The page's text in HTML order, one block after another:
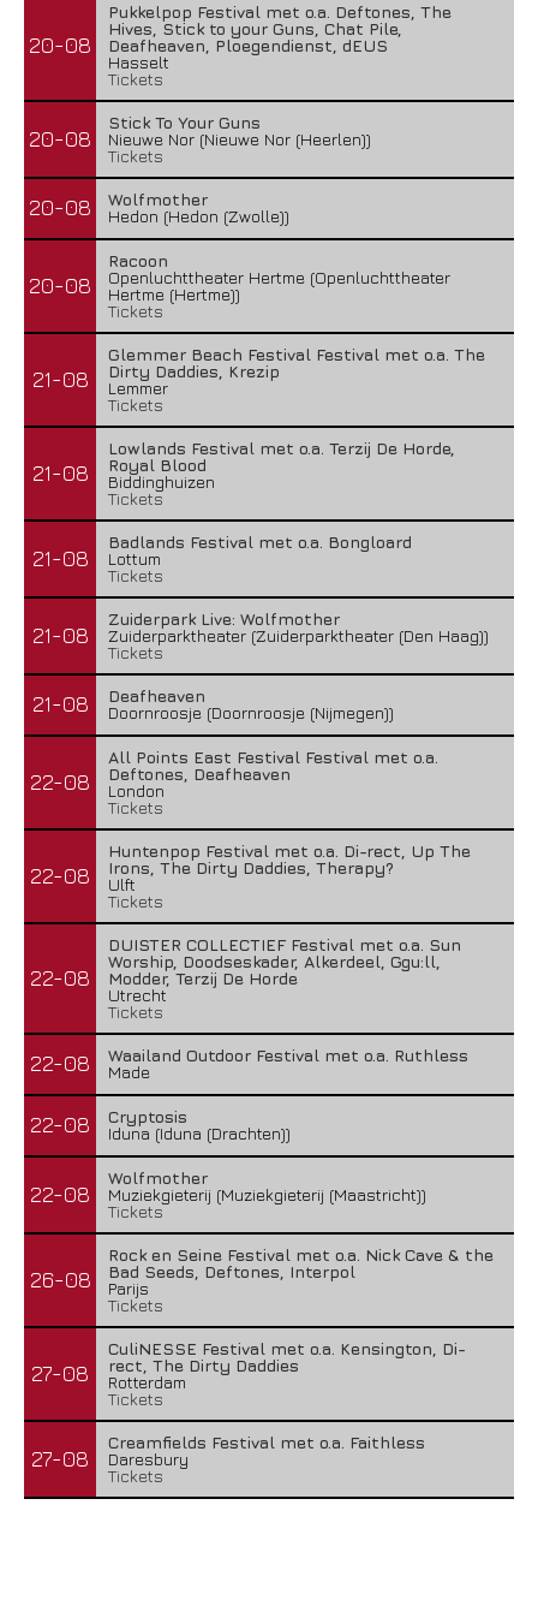
20-08
Pukkelpop Festival met o.a. Deftones, The
Hives, Stick to your Guns, Chat Pile,
Deafheaven, Ploegendienst, dEUS
Hasselt
Tickets
20-08
Stick To Your Guns
Nieuwe Nor (Nieuwe Nor (Heerlen))
Tickets
20-08
Wolfmother
Hedon (Hedon (Zwolle))
20-08
Racoon
Openluchttheater Hertme (Openluchttheater
Hertme (Hertme))
Tickets
21-08
Glemmer Beach Festival Festival met o.a. The
Dirty Daddies, Krezip
Lemmer
Tickets
21-08
Lowlands Festival met o.a. Terzij De Horde,
Royal Blood
Biddinghuizen
Tickets
21-08
Badlands Festival met o.a. Bongloard
Lottum
Tickets
21-08
Zuiderpark Live: Wolfmother
Zuiderparktheater (Zuiderparktheater (Den Haag))
Tickets
21-08
Deafheaven
Doornroosje (Doornroosje (Nijmegen))
22-08
All Points East Festival Festival met o.a.
Deftones, Deafheaven
London
Tickets
22-08
Huntenpop Festival met o.a. Di-rect, Up The
Irons, The Dirty Daddies, Therapy?
Ulft
Tickets
22-08
DUISTER COLLECTIEF Festival met o.a. Sun
Worship, Doodseskader, Alkerdeel, Ggu:ll,
Modder, Terzij De Horde
Utrecht
Tickets
22-08
Waailand Outdoor Festival met o.a. Ruthless
Made
22-08
Cryptosis
Iduna (Iduna (Drachten))
22-08
Wolfmother
Muziekgieterij (Muziekgieterij (Maastricht))
Tickets
26-08
Rock en Seine Festival met o.a. Nick Cave & the
Bad Seeds, Deftones, Interpol
Parijs
Tickets
27-08
CuliNESSE Festival met o.a. Kensington, Di-
rect, The Dirty Daddies
Rotterdam
Tickets
27-08
Creamfields Festival met o.a. Faithless
Daresbury
Tickets